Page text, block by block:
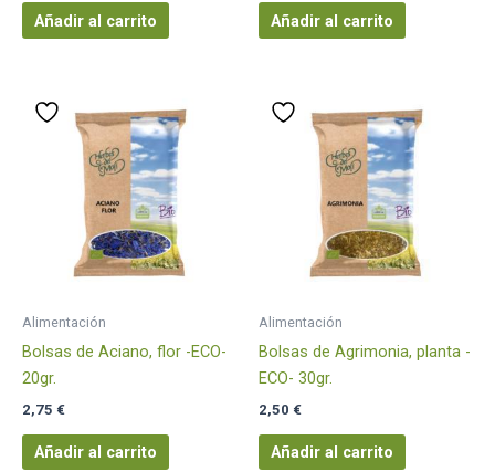
Añadir al carrito Añadir al carrito
Alimentación
Bolsas de Aciano, flor -ECO-
20gr.
2,75 €
Añadir al carrito
Alimentación
Bolsas de Agrimonia, planta -
ECO- 30gr.
2,50 €
Añadir al carrito